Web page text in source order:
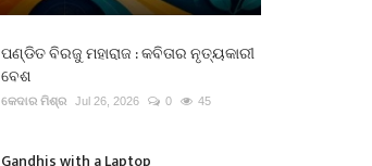
ପଣ୍ଡିତ ବିରଜୁ ମହାରାଜ : କବିତାର ନୃତ୍ୟକାରୀ
ବେଶ
କେଦାର ମିଶ୍ର Jul 26, 2026 0 45